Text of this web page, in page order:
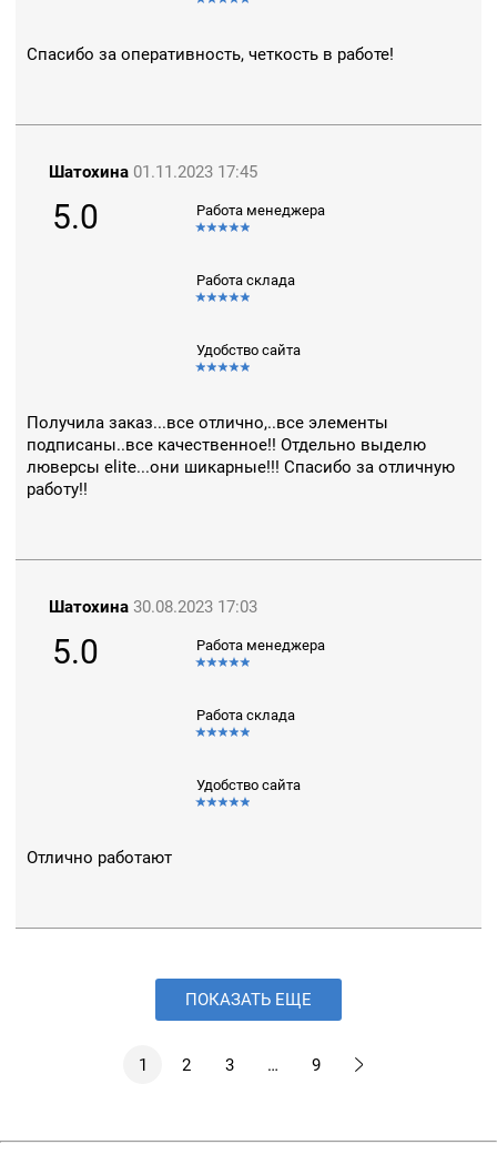
Спасибо за оперативность, четкость в работе!
Шатохина 01.11.2023 17:45
5.0 Работа менеджера
Работа склада
Удобство сайта
Получила заказ...все отлично,..все элементы
подписаны..все качественное!! Отдельно выделю
люверсы elite...они шикарные!!! Спасибо за отличную
работу!!
Шатохина 30.08.2023 17:03
5.0 Работа менеджера
Работа склада
Удобство сайта
Отлично работают
ПОКАЗАТЬ ЕЩЕ
1 2 3 … 9